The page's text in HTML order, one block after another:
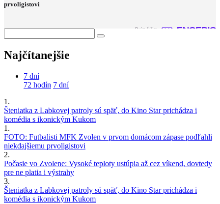
prvoligistovi
Najčítanejšie
7 dní
72 hodín 7 dní
1.
Šteniatka z Labkovej patroly sú späť, do Kino Star prichádza i
komédia s ikonickým Kukom
1.
FOTO: Futbalisti MFK Zvolen v prvom domácom zápase podľahli
niekdajšiemu prvoligistovi
2.
Počasie vo Zvolene: Vysoké teploty ustúpia až cez víkend, dovtedy
pre ne platia i výstrahy
3.
Šteniatka z Labkovej patroly sú späť, do Kino Star prichádza i
komédia s ikonickým Kukom